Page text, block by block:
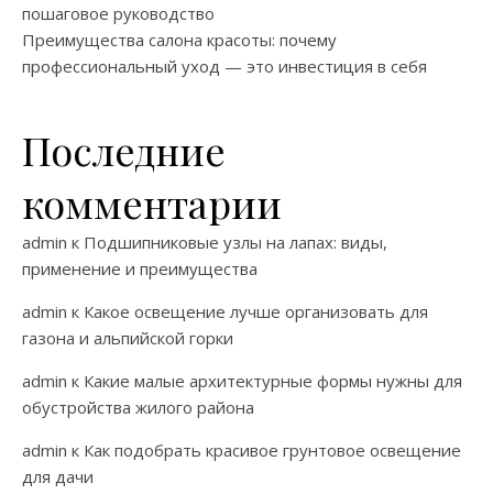
пошаговое руководство
Преимущества салона красоты: почему
профессиональный уход — это инвестиция в себя
Последние
комментарии
admin к Подшипниковые узлы на лапах: виды,
применение и преимущества
admin к Какое освещение лучше организовать для
газона и альпийской горки
admin к Какие малые архитектурные формы нужны для
обустройства жилого района
admin к Как подобрать красивое грунтовое освещение
для дачи